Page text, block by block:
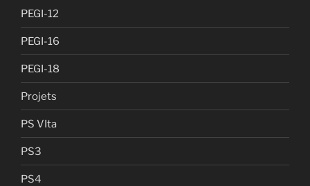
PEGI-12
PEGI-16
PEGI-18
Projets
PS VIta
PS3
PS4